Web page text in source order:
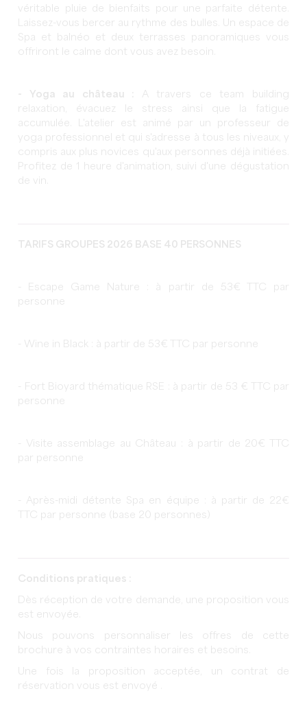
véritable pluie de bienfaits pour une parfaite détente.
Laissez-vous bercer au rythme des bulles. Un espace de
Spa et balnéo et deux terrasses panoramiques vous
offriront le calme dont vous avez besoin.
- Yoga au château :
A travers ce team building
relaxation, évacuez le stress ainsi que la fatigue
accumulée. L'atelier est animé par un professeur de
yoga professionnel et qui s'adresse à tous les niveaux, y
compris aux plus novices qu'aux personnes déjà initiées.
Profitez de 1 heure d'animation, suivi d'une dégustation
de vin.
TARIFS GROUPES 2026 BASE 40 PERSONNES
- Escape Game Nature : à partir de 53€ TTC par
personne
- Wine in Black : à partir de 53€ TTC par personne
Fort Bioyard thématique RSE : à partir de 53 € TTC par
personne
- Visite assemblage au Château : à partir de 20€ TTC
par personne
Après-midi détente Spa en équipe : à partir de 22€
TTC par personne (base 20 personnes)
Conditions pratiques :
Dès réception de votre demande, une proposition vous
est envoyée.
Nous pouvons personnaliser les offres de cette
brochure à vos contraintes horaires et besoins.
Une fois la proposition acceptée, un contrat de
réservation vous est envoyé .